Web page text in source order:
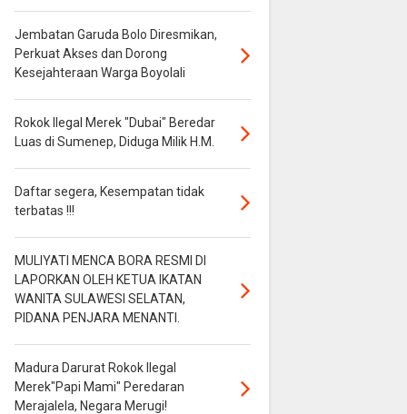
Jembatan Garuda Bolo Diresmikan,
Perkuat Akses dan Dorong
Kesejahteraan Warga Boyolali
Rokok Ilegal Merek "Dubai" Beredar
Luas di Sumenep, Diduga Milik H.M.
Daftar segera, Kesempatan tidak
terbatas !!!
MULIYATI MENCA BORA RESMI DI
LAPORKAN OLEH KETUA IKATAN
WANITA SULAWESI SELATAN,
PIDANA PENJARA MENANTI.
Madura Darurat Rokok Ilegal
Merek"Papi Mami" Peredaran
Merajalela, Negara Merugi!